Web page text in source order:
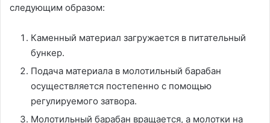
следующим образом:
Каменный материал загружается в питательный
бункер.
Подача материала в молотильный барабан
осуществляется постепенно с помощью
регулируемого затвора.
Молотильный барабан вращается, а молотки на